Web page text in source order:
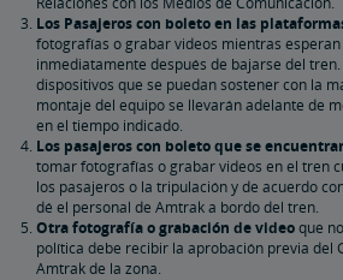
Los Pasajeros con boleto en las
fotografías o grabar videos mientras
inmediatamente después de bajarse del
dispositivos que se puedan sostener con la
montaje del equipo se llevarán adelante de
en el tiempo indicado.
Los pasajeros con boleto que se
tomar fotografías o grabar videos en el tren
los pasajeros o la tripulación y de acuerdo
dé el personal de Amtrak a bordo del tren.
Otra fotografía o grabación de videoque
política debe recibir la aprobación previa del
Amtrak de la zona.